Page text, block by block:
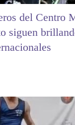
del Centro
siguen